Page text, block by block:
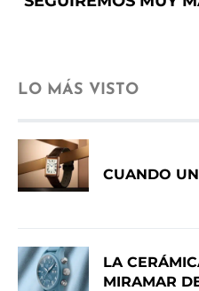
LO MÁS VISTO
CUANDO
LA
MIRAMAR